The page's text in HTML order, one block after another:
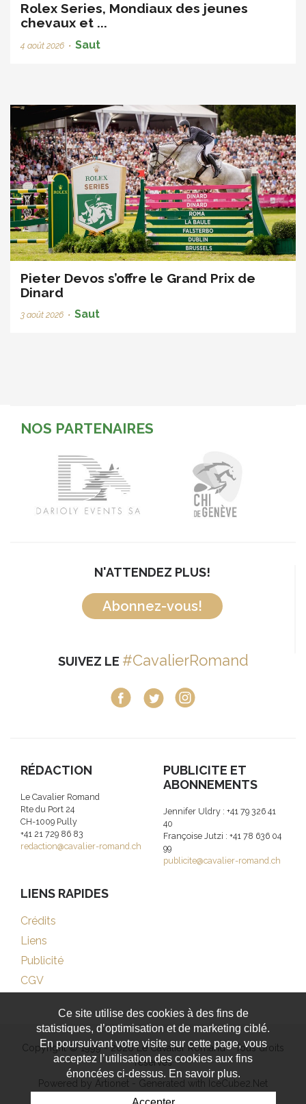
Rolex Series, Mondiaux des jeunes
chevaux et ...
4 août 2026 • Saut
Pieter Devos s’offre le Grand Prix de
Dinard
3 août 2026 • Saut
NOS PARTENAIRES
N'ATTENDEZ PLUS!
Abonnez-vous!
SUIVEZ LE #CavalierRomand
RÉDACTION
Le Cavalier Romand
Rte du Port 24
CH-1009 Pully
+41 21 729 86 83
redaction@cavalier-romand.ch
PUBLICITE ET
ABONNEMENTS
Jennifer Uldry : +41 79 326 41
40
Françoise Jutzi : +41 78 636 04
99
publicite@cavalier-romand.ch
LIENS RAPIDES
Crédits
Liens
Publicité
CGV
Copyright © 1999 - 2026 Le Cavalier Romand - Tous droits
réservés
Powered by Artionet - Generated with IceCube2.Net
Ce site utilise des cookies à des fins de
statistiques, d’optimisation et de marketing ciblé.
En poursuivant votre visite sur cette page, vous
acceptez l’utilisation des cookies aux fins
énoncées ci-dessus. En savoir plus.